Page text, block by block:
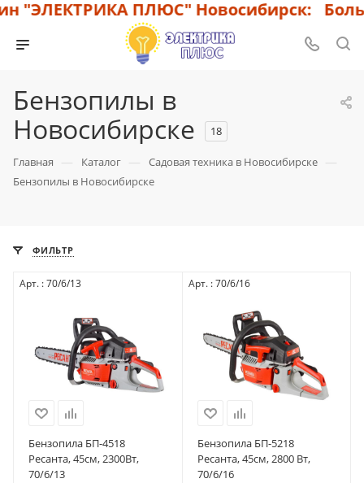
"ЭЛЕКТРИКА ПЛЮС" Новосибирск:
Бензопилы в
Новосибирске
18
Главная — Каталог — Садовая техника в Новосибирске —
Бензопилы в Новосибирске
ФИЛЬТР
Арт. : 70/6/13
Бензопила БП-4518
Ресанта, 45см, 2300Вт,
70/6/13
Арт. : 70/6/16
Бензопила БП-5218
Ресанта, 45см, 2800 Вт,
70/6/16